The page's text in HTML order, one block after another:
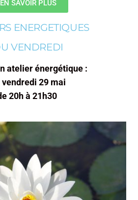
EN SAVOIR PLUS
ENERGETIQUES
VENDREDI
atelier énergétique :
vendredi 29 mai
20h à 21h30